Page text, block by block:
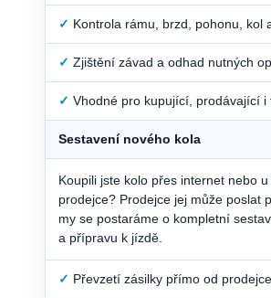
✓ Kontrola rámu, brzd, pohonu, kol
✓ Zjištění závad a odhad nutných
✓ Vhodné pro kupující, prodávající i
Sestavení nového kola
Koupili jste kolo přes internet nebo
prodejce? Prodejce jej může poslat
my se postaráme o kompletní
a přípravu k jízdě.
✓ Převzetí zásilky přímo od prodejce.